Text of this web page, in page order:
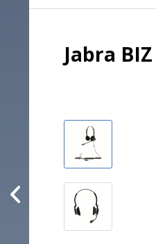
Jabra